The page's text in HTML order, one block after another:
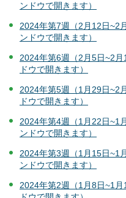
ンドウで開きます）
2024年第7週（2月12日~2
ンドウで開きます）
2024年第6週（2月5日~2
ドウで開きます）
2024年第5週（1月29日~2
ドウで開きます）
2024年第4週（1月22日~1
ンドウで開きます）
2024年第3週（1月15日~1
ンドウで開きます）
2024年第2週（1月8日~1